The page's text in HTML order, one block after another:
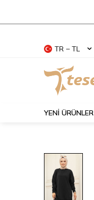
TR − TL
YENİ ÜRÜNLER